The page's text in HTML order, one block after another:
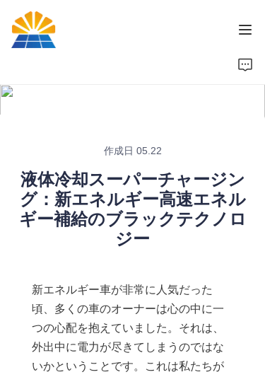
作成日 05.22
液体冷却スーパーチャージン
グ：新エネルギー高速エネル
ギー補給のブラックテクノロ
ジー
新エネルギー車が非常に人気だった
頃、多くの車のオーナーは心の中に一
つの心配を抱えていました。それは、
外出中に電力が尽きてしまうのではな
いかということです。これは私たちが
ブランド
お問い合わせ